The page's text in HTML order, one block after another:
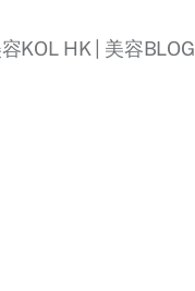
KOL HK | 美容BLOG